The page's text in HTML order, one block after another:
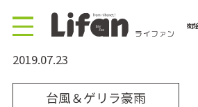
2019.07.23
台風＆ゲリラ豪雨